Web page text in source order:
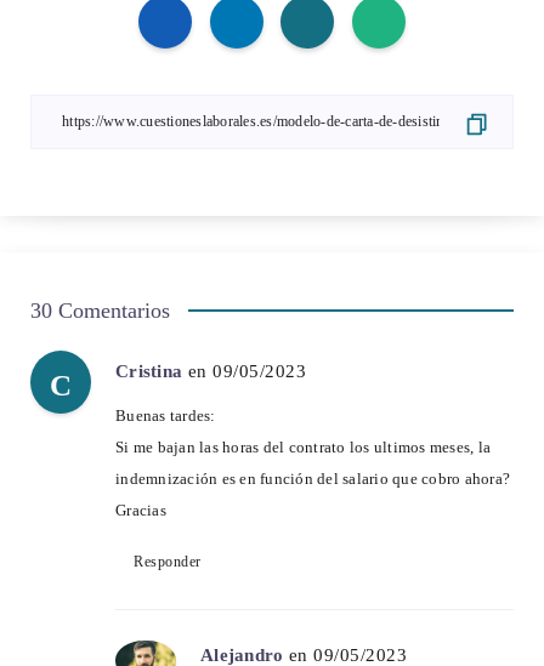
30 Comentarios
C Cristina en 09/05/2023
Buenas tardes:
Si me bajan las horas del contrato los ultimos meses, la
indemnización es en función del salario que cobro ahora?
Gracias
Responder
Alejandro en 09/05/2023